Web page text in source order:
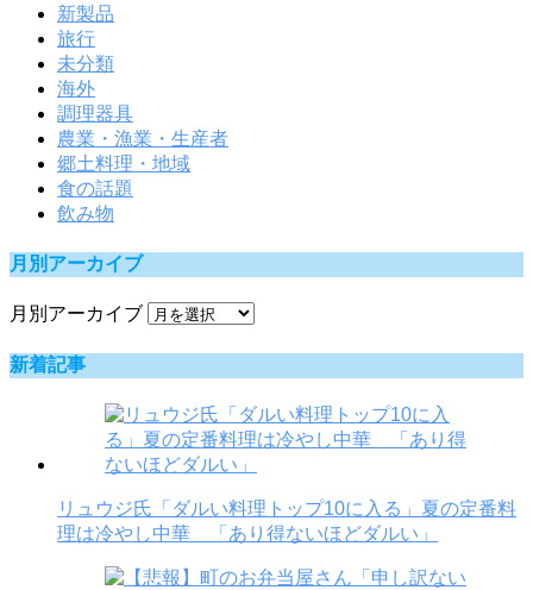
新製品
旅行
未分類
海外
調理器具
農業・漁業・生産者
郷土料理・地域
食の話題
飲み物
月別アーカイブ
月別アーカイブ
新着記事
リュウジ氏「ダルい料理トップ10に入る」夏の定番料
理は冷やし中華 「あり得ないほどダルい」